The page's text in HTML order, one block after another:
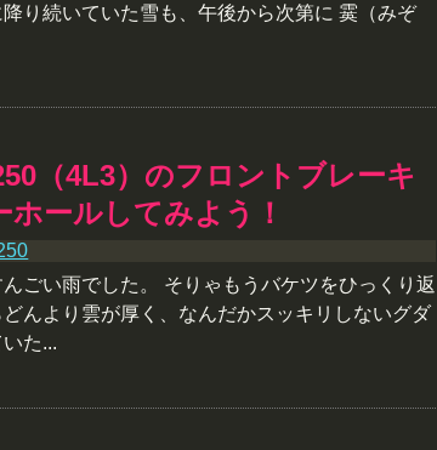
り続いていた雪も、午後から次第に 霙（みぞ
（4L3）のフロントブレーキ
ールしてみよう！
ごい雨でした。 そりゃもうバケツをひっくり返
んより雲が厚く、なんだかスッキリしないグダ
た...